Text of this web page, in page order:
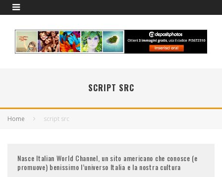
SCRIPT SRC
Home script src
Nasce Italian World Channel, un sito americano che conosce (e
promuove) benissimo l’universo Italia e la nostra cultura